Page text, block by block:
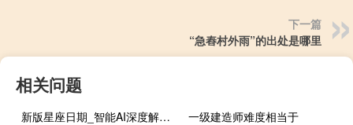
下一篇
“急舂村外雨”的出处是哪里
相关问题
新版星座日期_智能AI深度解析_百度移动统计版.223.434
一级建造师难度相当于